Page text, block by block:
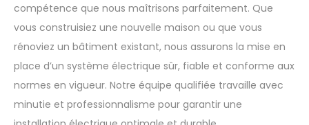
L’installation électrique complète est une autre
compétence que nous maîtrisons parfaitement. Que
vous construisiez une nouvelle maison ou que vous
rénoviez un bâtiment existant, nous assurons la mise en
place d’un système électrique sûr, fiable et conforme aux
normes en vigueur. Notre équipe qualifiée travaille avec